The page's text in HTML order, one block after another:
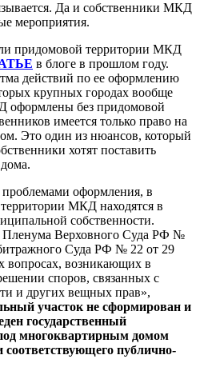
Да и собственники МКД
мероприятия.
придомовой территории МКД
в блоге в прошлом году.
действий по ее оформлению
крупных городах вообще
оформлены без придомовой
имеется только право на
Это один из нюансов, который
хотят поставить
оформления, в
МКД находятся в
собственности.
Пленума Верховного Суда РФ №
Суда РФ № 22 от 29
вопросах, возникающих в
споров, связанных с
и других вещных прав»,
участок не сформирован и
государственный
многоквартирным домом
соответствующего публично-